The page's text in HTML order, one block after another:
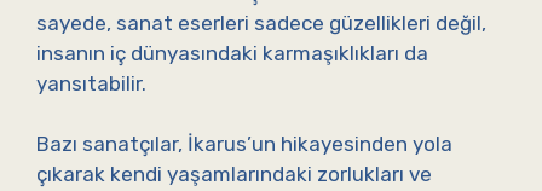
sayede, sanat eserleri sadece güzellikleri değil,
insanın iç dünyasındaki karmaşıklıkları da
yansıtabilir.
Bazı sanatçılar, İkarus’un hikayesinden yola
çıkarak kendi yaşamlarındaki zorlukları ve